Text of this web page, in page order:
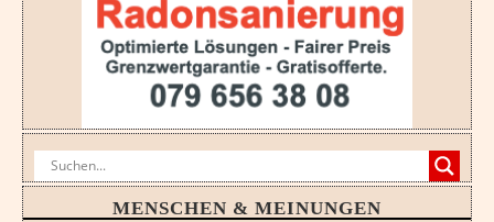
MENSCHEN & MEINUNGEN